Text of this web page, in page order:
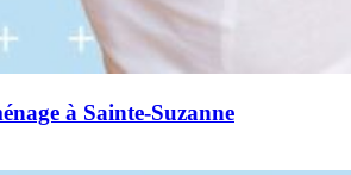
à Sainte-Suzanne